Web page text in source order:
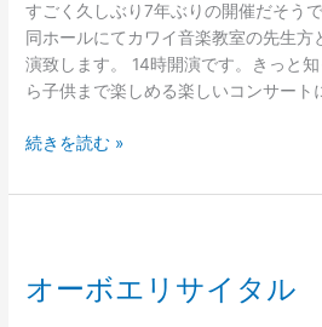
すごく久しぶり7年ぶりの開催だそう
同ホールにてカワイ音楽教室の先生方
演致します。 14時開演です。きっと
ら子供まで楽しめる楽しいコンサート
ン
サ
ー
ト
続きを読む »
オーボエリサイタル
ボ